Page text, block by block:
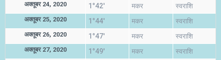
अक्तूबर 24, 2020 1°42' मकर स्वराशि
अक्तूबर 25, 2020 1°44' मकर स्वराशि
अक्तूबर 26, 2020 1°47' मकर स्वराशि
अक्तूबर 27, 2020 1°49' मकर स्वराशि